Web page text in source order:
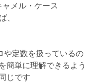
メル・ケース
、
定数を扱っているの
簡単に理解できるよう
じです